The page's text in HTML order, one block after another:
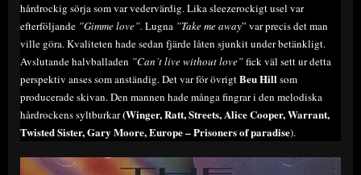
hårdrockig sörja som var vedervärdig. Lika sleezerockigt usel var
efterföljande ”Gimme love”. Lugna ”Take me away” var precis det man
ville göra. Kvaliteten hade sedan fjärde låten sjunkit under betänkligt.
Avslutande halvballaden ”Can´t live without love”fick väl sett ur detta
perspektiv anses som anständig. Det var för övrigtBeu Hillsom
producerade skivan. Den mannen hade många fingrar i den melodiska
hårdrockens syltburkar(Winger, Ratt, Streets, Alice Cooper, Warrant,
Twisted Sister, Gary Moore, Europe – Prisoners of paradise).